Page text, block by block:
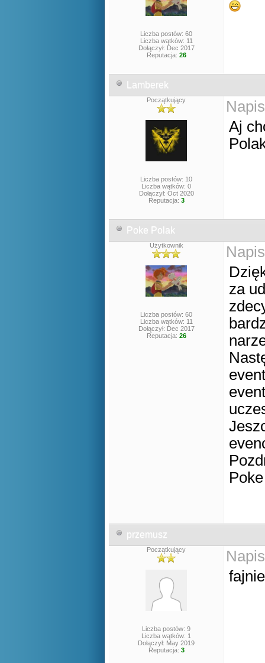
Liczba postów: 60
Liczba wątków: 11
Dołączył: Dec 2017
Reputacja: 26
Lamberek
Początkujący
Liczba postów: 10
Liczba wątków: 0
Dołączył: Oct 2020
Reputacja: 3
Aj
Poke Polak
Użytkownik
Liczba postów: 60
Liczba wątków: 11
Dołączył: Dec 2017
Reputacja: 26
za
przemusz
Początkujący
Liczba postów: 9
Liczba wątków: 1
Dołączył: May 2019
Reputacja: 3